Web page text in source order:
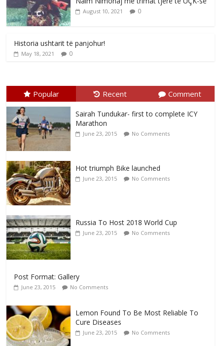
August 10, 2021 0
Historia ushtarit të panjohur!
May 18, 2021 0
Popular Recent Comment
Sairah Tundukar- first to complete ICY
Marathon
June 23, 2015 No Comments
Hot triumph Bike launched
June 23, 2015 No Comments
Russia To Host 2018 World Cup
June 23, 2015 No Comments
Post Format: Gallery
June 23, 2015 No Comments
Lemon Found To Be Most Reliable To
Cure Diseases
June 23, 2015 No Comments